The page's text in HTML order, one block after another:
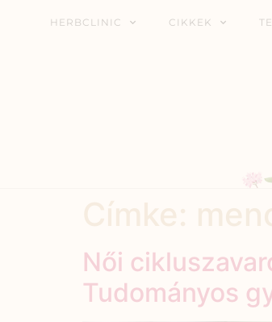
HERBCLINIC CIKKEK
Női
Tudományos